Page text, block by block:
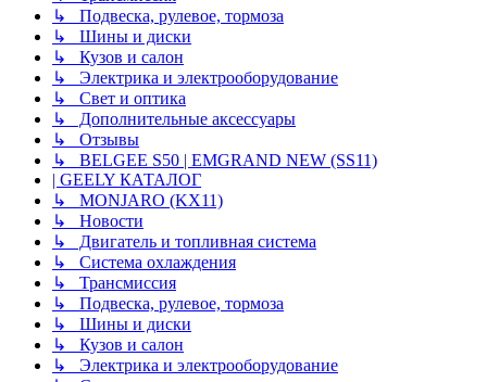
↳ Подвеска, рулевое, тормоза
↳ Шины и диски
↳ Кузов и салон
↳ Электрика и электрооборудование
↳ Свет и оптика
↳ Дополнительные аксессуары
↳ Отзывы
↳ BELGEE S50 | EMGRAND NEW (SS11)
| GEELY КАТАЛОГ
↳ MONJARO (KX11)
↳ Новости
↳ Двигатель и топливная система
↳ Система охлаждения
↳ Трансмиссия
↳ Подвеска, рулевое, тормоза
↳ Шины и диски
↳ Кузов и салон
↳ Электрика и электрооборудование